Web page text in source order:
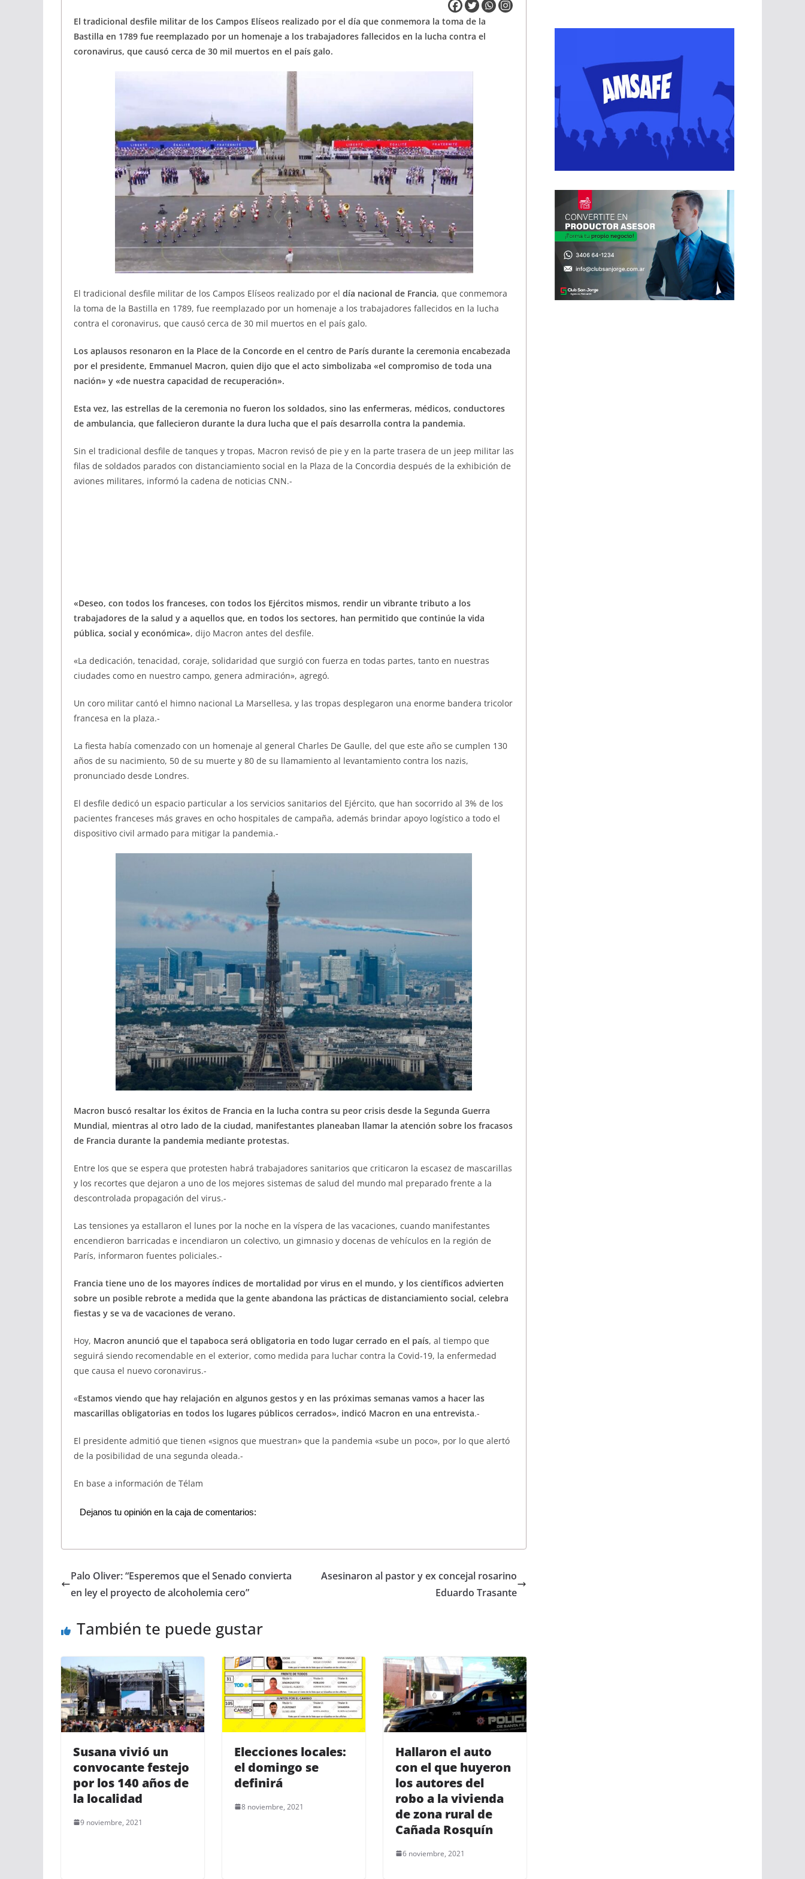
El tradicional desfile militar de los Campos Elíseos realizado por el día que conmemora la toma de la
Bastilla en 1789 fue reemplazado por un homenaje a los trabajadores fallecidos en la lucha contra el
coronavirus, que causó cerca de 30 mil muertos en el país galo.
El tradicional desfile militar de los Campos Elíseos realizado por el día nacional de Francia, que conmemora
la toma de la Bastilla en 1789, fue reemplazado por un homenaje a los trabajadores fallecidos en la lucha
contra el coronavirus, que causó cerca de 30 mil muertos en el país galo.
Los aplausos resonaron en la Place de la Concorde en el centro de París durante la ceremonia encabezada
por el presidente, Emmanuel Macron, quien dijo que el acto simbolizaba «el compromiso de toda una
nación» y «de nuestra capacidad de recuperación».
Esta vez, las estrellas de la ceremonia no fueron los soldados, sino las enfermeras, médicos, conductores
de ambulancia, que fallecieron durante la dura lucha que el país desarrolla contra la pandemia.
Sin el tradicional desfile de tanques y tropas, Macron revisó de pie y en la parte trasera de un jeep militar las
filas de soldados parados con distanciamiento social en la Plaza de la Concordia después de la exhibición de
aviones militares, informó la cadena de noticias CNN.-
«Deseo, con todos los franceses, con todos los Ejércitos mismos, rendir un vibrante tributo a los
trabajadores de la salud y a aquellos que, en todos los sectores, han permitido que continúe la vida
pública, social y económica», dijo Macron antes del desfile.
«La dedicación, tenacidad, coraje, solidaridad que surgió con fuerza en todas partes, tanto en nuestras
ciudades como en nuestro campo, genera admiración», agregó.
Un coro militar cantó el himno nacional La Marsellesa, y las tropas desplegaron una enorme bandera tricolor
francesa en la plaza.-
La fiesta había comenzado con un homenaje al general Charles De Gaulle, del que este año se cumplen 130
años de su nacimiento, 50 de su muerte y 80 de su llamamiento al levantamiento contra los nazis,
pronunciado desde Londres.
El desfile dedicó un espacio particular a los servicios sanitarios del Ejército, que han socorrido al 3% de los
pacientes franceses más graves en ocho hospitales de campaña, además brindar apoyo logístico a todo el
dispositivo civil armado para mitigar la pandemia.-
Macron buscó resaltar los éxitos de Francia en la lucha contra su peor crisis desde la Segunda Guerra
Mundial, mientras al otro lado de la ciudad, manifestantes planeaban llamar la atención sobre los fracasos
de Francia durante la pandemia mediante protestas.
Entre los que se espera que protesten habrá trabajadores sanitarios que criticaron la escasez de mascarillas
y los recortes que dejaron a uno de los mejores sistemas de salud del mundo mal preparado frente a la
descontrolada propagación del virus.-
Las tensiones ya estallaron el lunes por la noche en la víspera de las vacaciones, cuando manifestantes
encendieron barricadas e incendiaron un colectivo, un gimnasio y docenas de vehículos en la región de
París, informaron fuentes policiales.-
Francia tiene uno de los mayores índices de mortalidad por virus en el mundo, y los científicos advierten
sobre un posible rebrote a medida que la gente abandona las prácticas de distanciamiento social, celebra
fiestas y se va de vacaciones de verano.
Hoy, Macron anunció que el tapaboca será obligatoria en todo lugar cerrado en el país, al tiempo que
seguirá siendo recomendable en el exterior, como medida para luchar contra la Covid-19, la enfermedad
que causa el nuevo coronavirus.-
«Estamos viendo que hay relajación en algunos gestos y en las próximas semanas vamos a hacer las
mascarillas obligatorias en todos los lugares públicos cerrados», indicó Macron en una entrevista.-
El presidente admitió que tienen «signos que muestran» que la pandemia «sube un poco», por lo que alertó
de la posibilidad de una segunda oleada.-
En base a información de Télam
Dejanos tu opinión en la caja de comentarios:
Palo Oliver: “Esperemos que el Senado convierta
en ley el proyecto de alcoholemia cero”
Asesinaron al pastor y ex concejal rosarino
Eduardo Trasante
También te puede gustar
Susana vivió un
convocante festejo
por los 140 años de
la localidad
9 noviembre, 2021
Elecciones locales:
el domingo se
definirá
8 noviembre, 2021
Hallaron el auto
con el que huyeron
los autores del
robo a la vivienda
de zona rural de
Cañada Rosquín
6 noviembre, 2021